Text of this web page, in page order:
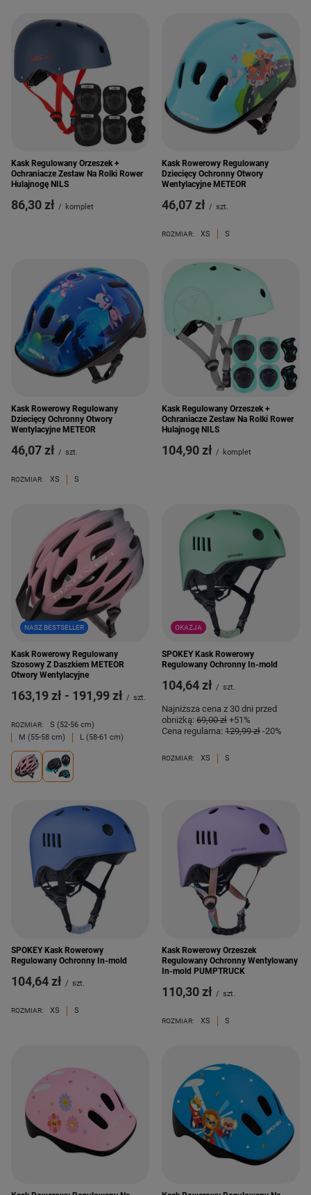
Kask Regulowany Orzeszek +
Ochraniacze Zestaw Na Rolki Rower
Hulajnogę NILS
86,30 zł / komplet
Kask Rowerowy Regulowany
Dziecięcy Ochronny Otwory
Wentylacyjne METEOR
46,07 zł / szt.
ROZMIAR: XS S
Kask Rowerowy Regulowany
Dziecięcy Ochronny Otwory
Wentylacyjne METEOR
46,07 zł / szt.
ROZMIAR: XS S
Kask Regulowany Orzeszek +
Ochraniacze Zestaw Na Rolki Rower
Hulajnogę NILS
104,90 zł / komplet
NASZ BESTSELLER
Kask Rowerowy Regulowany
Szosowy Z Daszkiem METEOR
Otwory Wentylacyjne
od
163,19 zł - do
191,99 zł / szt.
ROZMIAR:
S (52-56 cm)
M (55-58 cm)
L (58-61 cm)
OKAZJA
SPOKEY Kask Rowerowy
Regulowany Ochronny In-mold
104,64 zł / szt.
Najniższa cena z 30 dni przed
obniżką: 69,00 zł +51%
Cena regularna: 129,99 zł -20%
ROZMIAR: XS S
SPOKEY Kask Rowerowy
Regulowany Ochronny In-mold
104,64 zł / szt.
ROZMIAR: XS S
Kask Rowerowy Orzeszek
Regulowany Ochronny Wentylowany
In-mold PUMPTRUCK
110,30 zł / szt.
ROZMIAR: XS S